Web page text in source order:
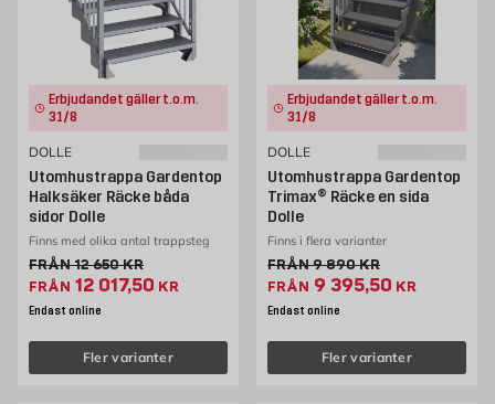
Erbjudandet gäller t.o.m.
31/8
DOLLE
Utomhustrappa Gardentop
Halksäker Räcke båda
sidor Dolle
Finns med olika antal trappsteg
FRÅNGammalt pris 12650 kr
12 650KR
FRÅN Extrapris 12017.5 kr
12 017,50 KR
Endast online
Fler varianter
Erbjudandet gäller t.o.m.
31/8
DOLLE
Utomhustrappa Gardentop
Trimax® Räcke en sida
Dolle
Finns i flera varianter
FRÅNGammalt pris 9890 kr
9 890KR
FRÅN Extrapris 9395.5 kr
9 395,50 KR
Endast online
Fler varianter